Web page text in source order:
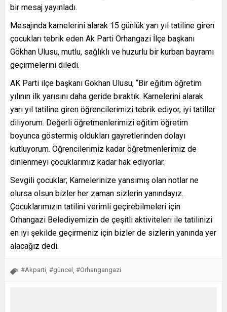
bir mesaj yayınladı.
Mesajında karnelerini alarak 15 günlük yarı yıl tatiline giren
çocukları tebrik eden Ak Parti Orhangazi İlçe başkanı
Gökhan Ulusu, mutlu, sağlıklı ve huzurlu bir kurban bayramı
geçirmelerini diledi.
AK Parti ilçe başkanı Gökhan Ulusu, “Bir eğitim öğretim
yılının ilk yarısını daha geride bıraktık. Karnelerini alarak
yarı yıl tatiline giren öğrencilerimizi tebrik ediyor, iyi tatiller
diliyorum. Değerli öğretmenlerimizi eğitim öğretim
boyunca göstermiş oldukları gayretlerinden dolayı
kutluyorum. Öğrencilerimiz kadar öğretmenlerimiz de
dinlenmeyi çocuklarımız kadar hak ediyorlar.
Sevgili çocuklar; Karnelerinize yansımış olan notlar ne
olursa olsun bizler her zaman sizlerin yanındayız.
Çocuklarımızın tatilini verimli geçirebilmeleri için
Orhangazi Belediyemizin de çeşitli aktiviteleri ile tatilinizi
en iyi şekilde geçirmeniz için bizler de sizlerin yanında yer
alacağız dedi.
#Akparti, #güncel , #Orhangangazi